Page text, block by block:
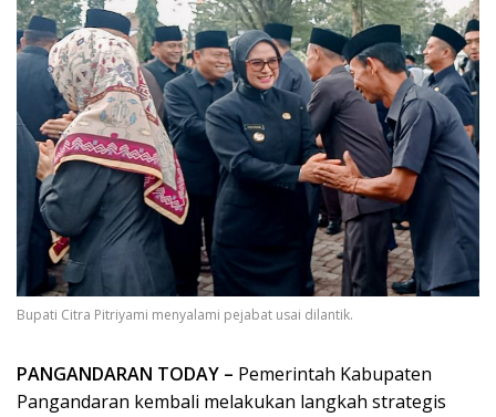
Bupati Citra Pitriyami menyalami pejabat usai dilantik.
PANGANDARAN TODAY – Pemerintah Kabupaten
Pangandaran kembali melakukan langkah strategis